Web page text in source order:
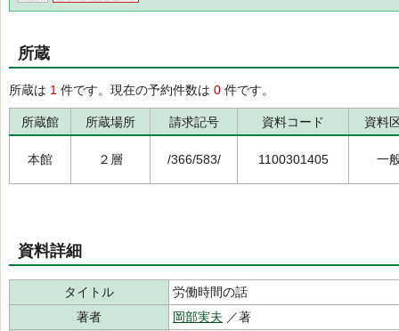
所蔵
所蔵は 1 件です。現在の予約件数は 0 件です。
所蔵館 所蔵場所 請求記号 資料コード 資料
本館 ２層 /366/583/ 1100301405 一
資料詳細
タイトル
労働時間の話
著者
岡部実夫 ／著